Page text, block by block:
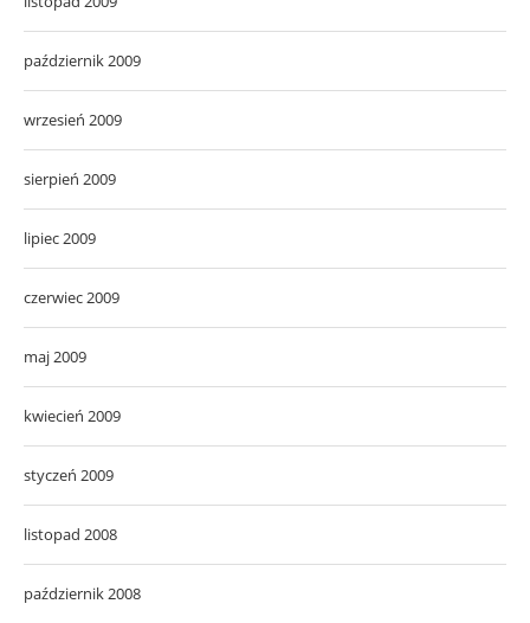
październik 2009
wrzesień 2009
sierpień 2009
lipiec 2009
czerwiec 2009
maj 2009
kwiecień 2009
styczeń 2009
listopad 2008
październik 2008